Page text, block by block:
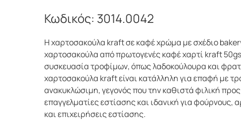
Κωδικός: 3014.0042
Η χαρτοσακούλα kraft σε καφέ χρώμα με σχέδιο
χαρτοσακούλα από πρωτογενές καφέ χαρτί kraft
συσκευασία τροφίμων, όπως λαδοκούλουρα και
χαρτοσακούλα kraft είναι κατάλληλη για επαφή με
ανακυκλώσιμη, γεγονός που την καθιστά φιλική προς
επαγγελματίες εστίασης και ιδανική για φούρνους,
και επιχειρήσεις εστίασης.